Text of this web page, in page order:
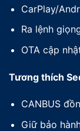
CarPlay/
Ra lệnh
OTA cập
Tương thích
CANBUS
Giữ bảo